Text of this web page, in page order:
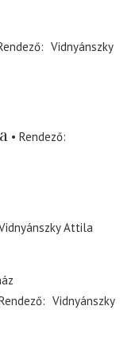
Vidnyánszky
Rendező
Attila
Vidnyánszky